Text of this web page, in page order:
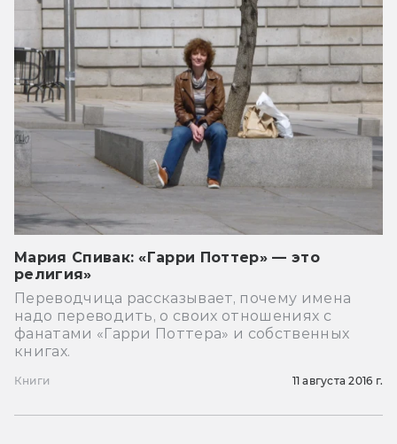
Мария Спивак: «Гарри Поттер» — это
религия»
Переводчица рассказывает, почему имена
надо переводить, о своих отношениях с
фанатами «Гарри Поттера» и собственных
книгах.
Книги 11 августа 2016 г.